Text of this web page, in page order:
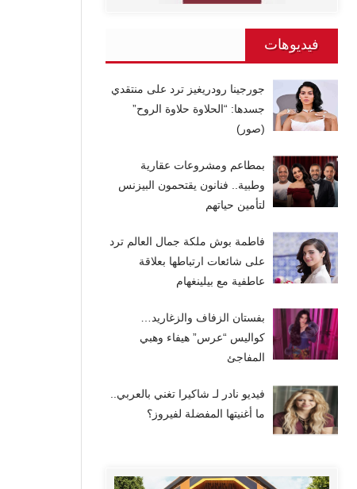
فيديوهات
جورجينا رودريغيز ترد على منتقدي
جسدها: “الحلاوة حلاوة الروح”
(صور)
بمطاعم ومشروعات عقارية
وطبية.. فنانون يقتحمون البيزنس
لتأمين حياتهم
فاطمة بوش ملكة جمال العالم ترد
على شائعات ارتباطها بعلاقة
عاطفية مع بيلينغهام
بفستان الزفاف والزغاريد…
كواليس “عرس” هيفاء وهبي
المفاجئ
فيديو نادر لـ شاكيرا تغني بالعربي..
ما أغنيتها المفضلة لفيروز؟